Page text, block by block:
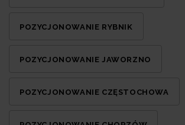
POZYCJONOWANIE RYBNIK
POZYCJONOWANIE JAWORZNO
POZYCJONOWANIE CZĘSTOCHOWA